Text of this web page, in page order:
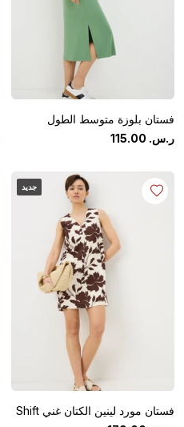
فستان بلوزة متوسط الطول
ر.س.
115.00
جديد
فستان مورد لينين الكتان غني Shift